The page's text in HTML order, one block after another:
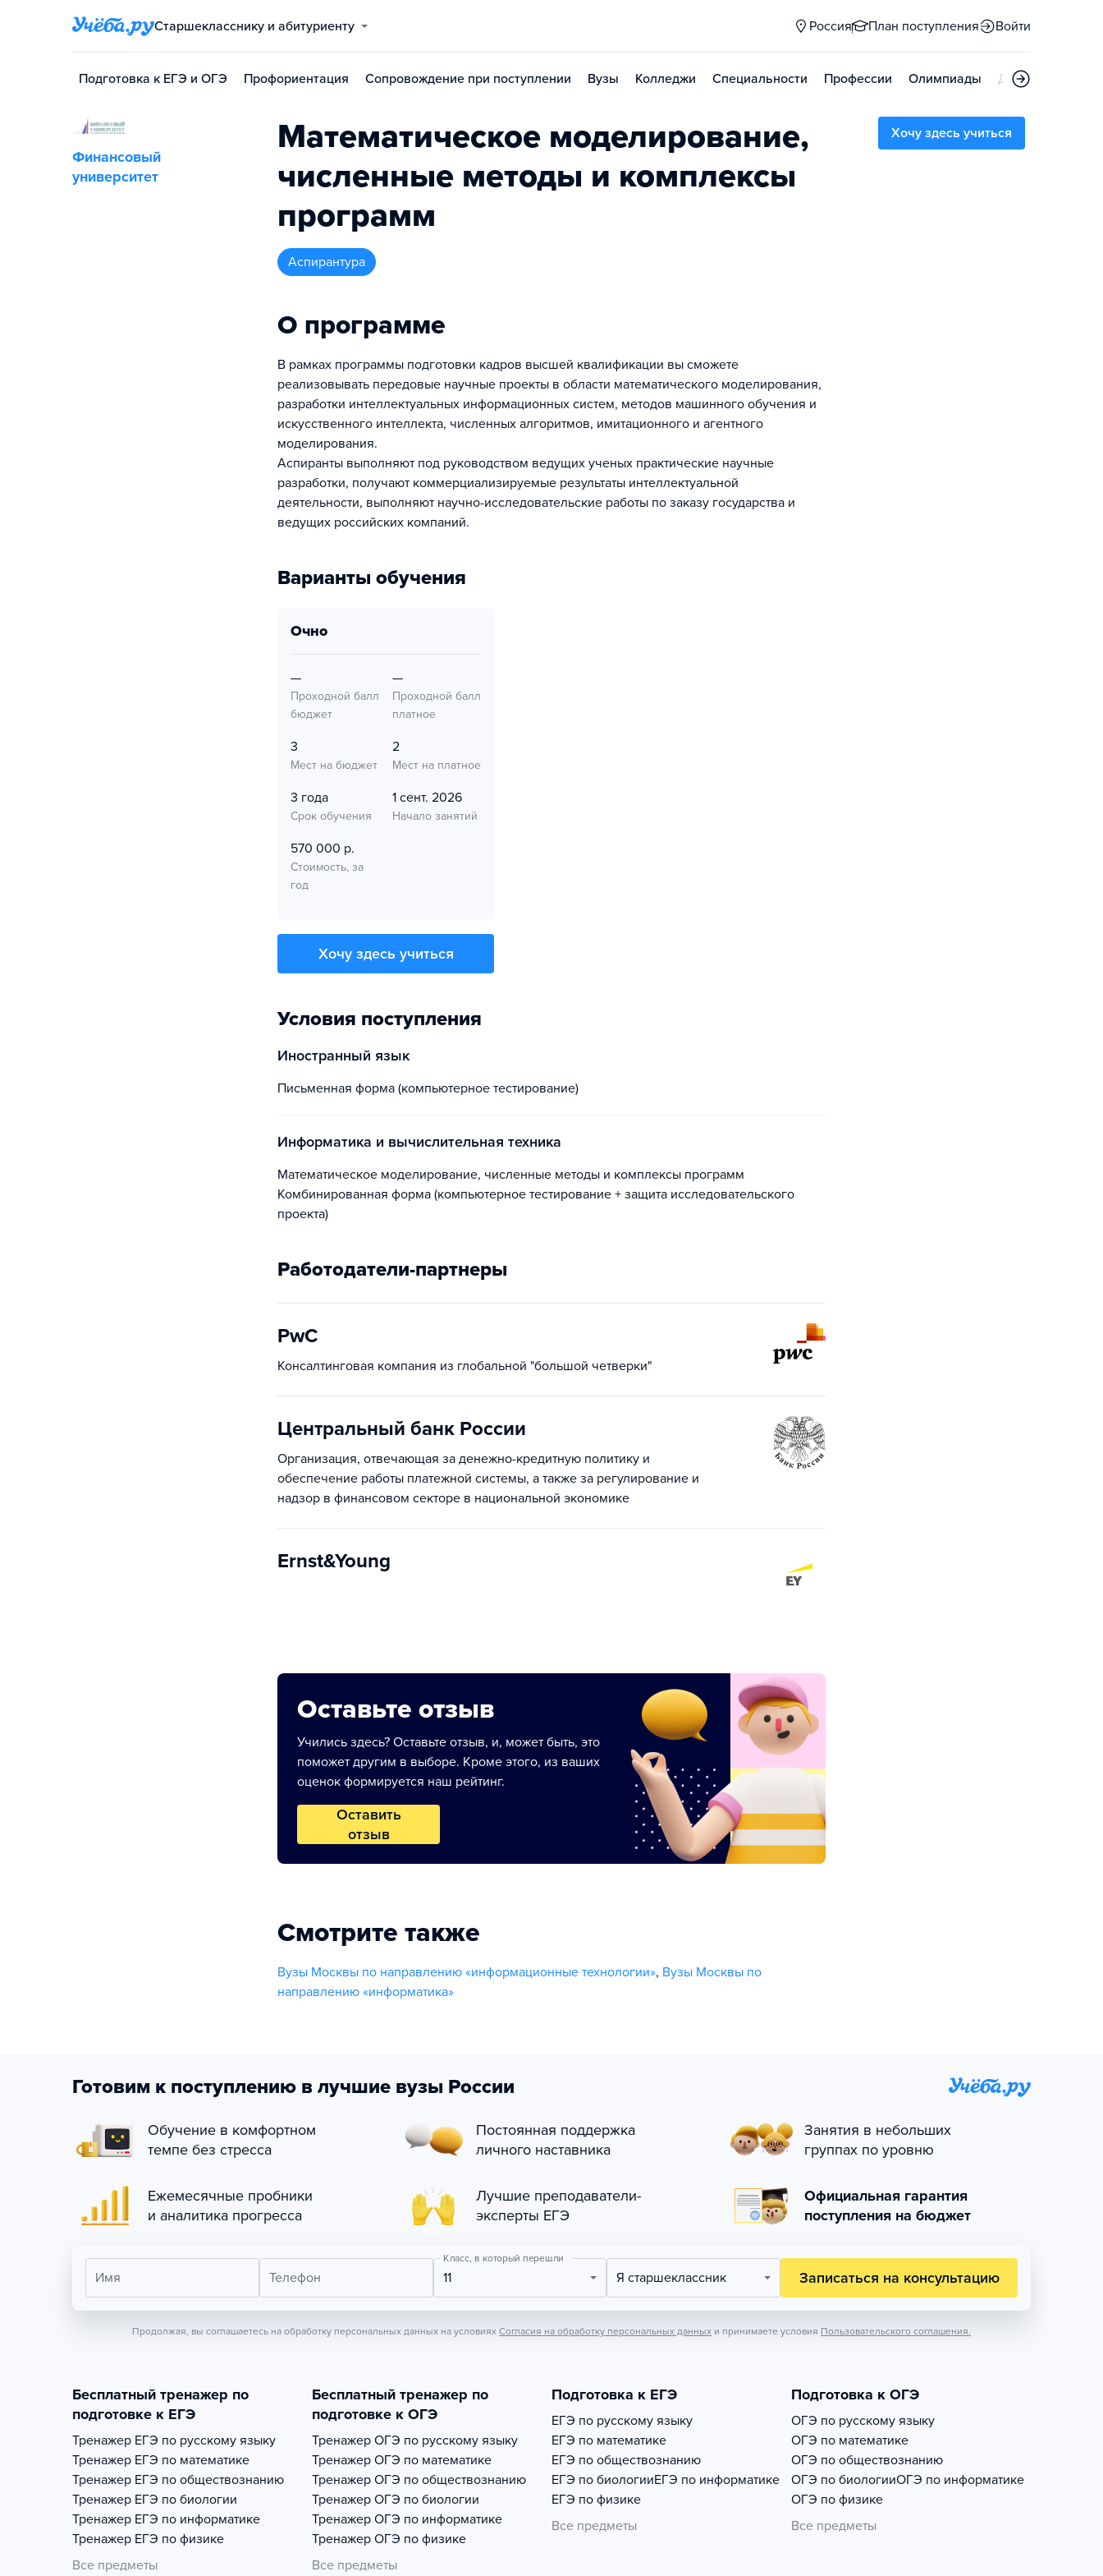
Старшекласснику и абитуриенту Россия План поступления Войти
Подготовка к ЕГЭ и ОГЭ Профориентация Сопровождение при поступлении Вузы Колледжи Специальности Профессии Олимпиады Дни открытых
Финансовый
университет
Математическое моделирование,
численные методы и комплексы
программ
аспирантура
О программе
В рамках программы подготовки кадров высшей квалификации вы сможете
реализовывать передовые научные проекты в области математического моделирования,
разработки интеллектуальных информационных систем, методов машинного обучения и
искусственного интеллекта, численных алгоритмов, имитационного и агентного
моделирования.
Аспиранты выполняют под руководством ведущих ученых практические научные
разработки, получают коммерциализируемые результаты интеллектуальной
деятельности, выполняют научно-исследовательские работы по заказу государства и
ведущих российских компаний.
Варианты обучения
очно
—
Проходной балл
бюджет
—
Проходной балл
платное
3
Мест на бюджет
2
Мест на платное
3 года
Срок обучения
1 сент. 2026
Начало занятий
570 000 р.
Стоимость, за
год
Хочу здесь учиться
Условия поступления
Иностранный язык
Письменная форма (компьютерное тестирование)
Информатика и вычислительная техника​​
Математическое моделирование, численные методы и комплексы программ ​​
Комбинированная форма ​(компьютерное тестирование + защита исследовательского
проекта)
Работодатели-партнеры
PwC
Консалтинговая компания из глобальной "большой четверки"
Центральный банк России
Организация, отвечающая за денежно-кредитную политику и
обеспечение работы платежной системы, а также за регулирование и
надзор в финансовом секторе в национальной экономике
Ernst&Young
Оставьте отзыв
Учились здесь? Оставьте отзыв, и, может быть, это
поможет другим в выборе. Кроме этого, из ваших
оценок формируется наш рейтинг.
Оставить
отзыв
Смотрите также
Вузы Москвы по направлению «информационные технологии», Вузы Москвы по
направлению «информатика»
Хочу здесь учиться
Готовим к поступлению в лучшие вузы России
Обучение в комфортном
темпе без стресса
Постоянная поддержка
личного наставника
Занятия в небольших
группах по уровню
Ежемесячные пробники
и аналитика прогресса
Лучшие преподаватели-
эксперты ЕГЭ
Официальная гарантия
поступления на бюджет
Имя Телефон
Класс, в который перешли
11 Я старшеклассник Записаться на консультацию
Продолжая, вы соглашаетесь на обработку персональных данных на условиях Согласия на обработку персональных данных и принимаете условия Пользовательского соглашения.
Бесплатный тренажер по
подготовке к ЕГЭ
Тренажер ЕГЭ по русскому языку
Тренажер ЕГЭ по математике
Тренажер ЕГЭ по обществознанию
Тренажер ЕГЭ по биологии
Тренажер ЕГЭ по информатике
Тренажер ЕГЭ по физике
Все предметы
Бесплатный тренажер по
подготовке к ОГЭ
Тренажер ОГЭ по русскому языку
Тренажер ОГЭ по математике
Тренажер ОГЭ по обществознанию
Тренажер ОГЭ по биологии
Тренажер ОГЭ по информатике
Тренажер ОГЭ по физике
Все предметы
Подготовка к ЕГЭ
ЕГЭ по русскому языку
ЕГЭ по математике
ЕГЭ по обществознанию
ЕГЭ по биологииЕГЭ по информатике
ЕГЭ по физике
Все предметы
Подготовка к ОГЭ
ОГЭ по русскому языку
ОГЭ по математике
ОГЭ по обществознанию
ОГЭ по биологииОГЭ по информатике
ОГЭ по физике
Все предметы